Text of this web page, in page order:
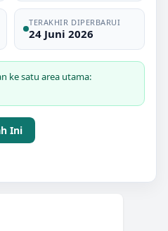
TERAKHIR DIPERBARUI
24 Juni 2026
ke satu area utama:
Ini